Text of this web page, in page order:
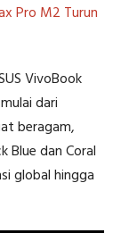
Pro M2 Turun
VivoBook
dari
beragam,
Blue dan Coral
global hingga